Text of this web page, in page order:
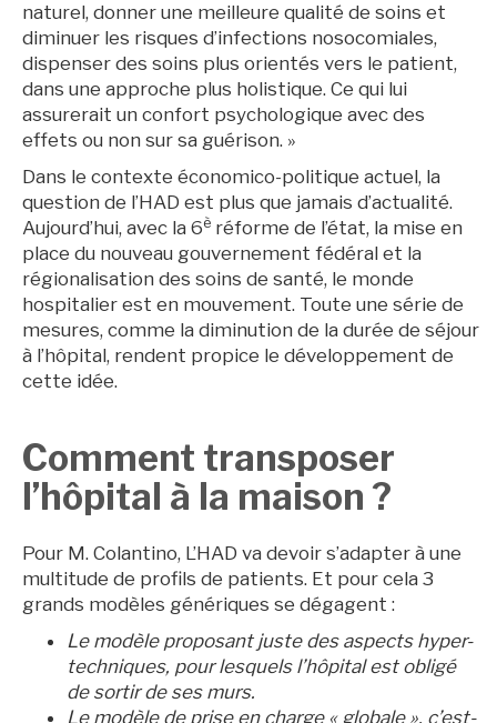
naturel, donner une meilleure qualité de soins et
diminuer les risques d’infections nosocomiales,
dispenser des soins plus orientés vers le patient,
dans une approche plus holistique. Ce qui lui
assurerait un confort psychologique avec des
effets ou non sur sa guérison. »
Dans le contexte économico-politique actuel, la
question de l’HAD est plus que jamais d’actualité.
Aujourd’hui, avec la 6è réforme de l’état, la mise en
place du nouveau gouvernement fédéral et la
régionalisation des soins de santé, le monde
hospitalier est en mouvement. Toute une série de
mesures, comme la diminution de la durée de séjour
à l’hôpital, rendent propice le développement de
cette idée.
Comment transposer
l’hôpital à la maison ?
Pour M. Colantino, L’HAD va devoir s’adapter à une
multitude de profils de patients. Et pour cela 3
grands modèles génériques se dégagent :
Le modèle proposant juste des aspects hyper-
techniques, pour lesquels l’hôpital est obligé
de sortir de ses murs.
Le modèle de prise en charge « globale », c’est-